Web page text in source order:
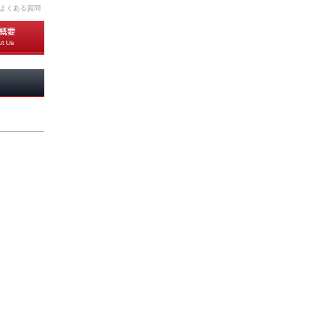
よくある質問